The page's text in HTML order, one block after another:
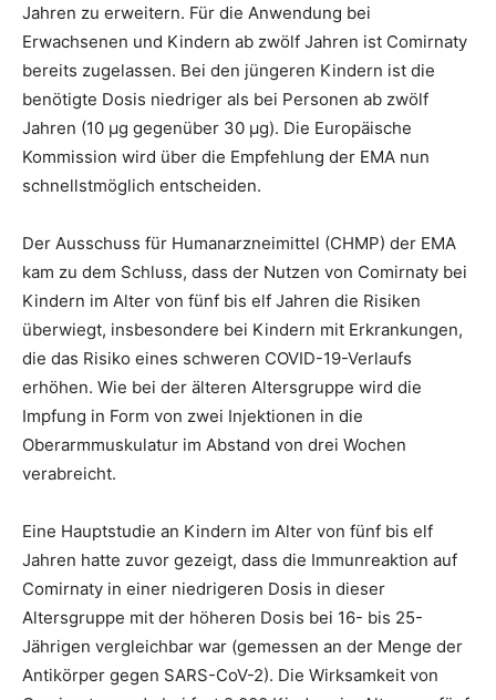
Jahren zu erweitern. Für die Anwendung bei
Erwachsenen und Kindern ab zwölf Jahren ist Comirnaty
bereits zugelassen. Bei den jüngeren Kindern ist die
benötigte Dosis niedriger als bei Personen ab zwölf
Jahren (10 µg gegenüber 30 µg). Die Europäische
Kommission wird über die Empfehlung der EMA nun
schnellstmöglich entscheiden.
Der Ausschuss für Humanarzneimittel (CHMP) der EMA
kam zu dem Schluss, dass der Nutzen von Comirnaty bei
Kindern im Alter von fünf bis elf Jahren die Risiken
überwiegt, insbesondere bei Kindern mit Erkrankungen,
die das Risiko eines schweren COVID-19-Verlaufs
erhöhen. Wie bei der älteren Altersgruppe wird die
Impfung in Form von zwei Injektionen in die
Oberarmmuskulatur im Abstand von drei Wochen
verabreicht.
Eine Hauptstudie an Kindern im Alter von fünf bis elf
Jahren hatte zuvor gezeigt, dass die Immunreaktion auf
Comirnaty in einer niedrigeren Dosis in dieser
Altersgruppe mit der höheren Dosis bei 16- bis 25-
Jährigen vergleichbar war (gemessen an der Menge der
Antikörper gegen SARS-CoV-2). Die Wirksamkeit von